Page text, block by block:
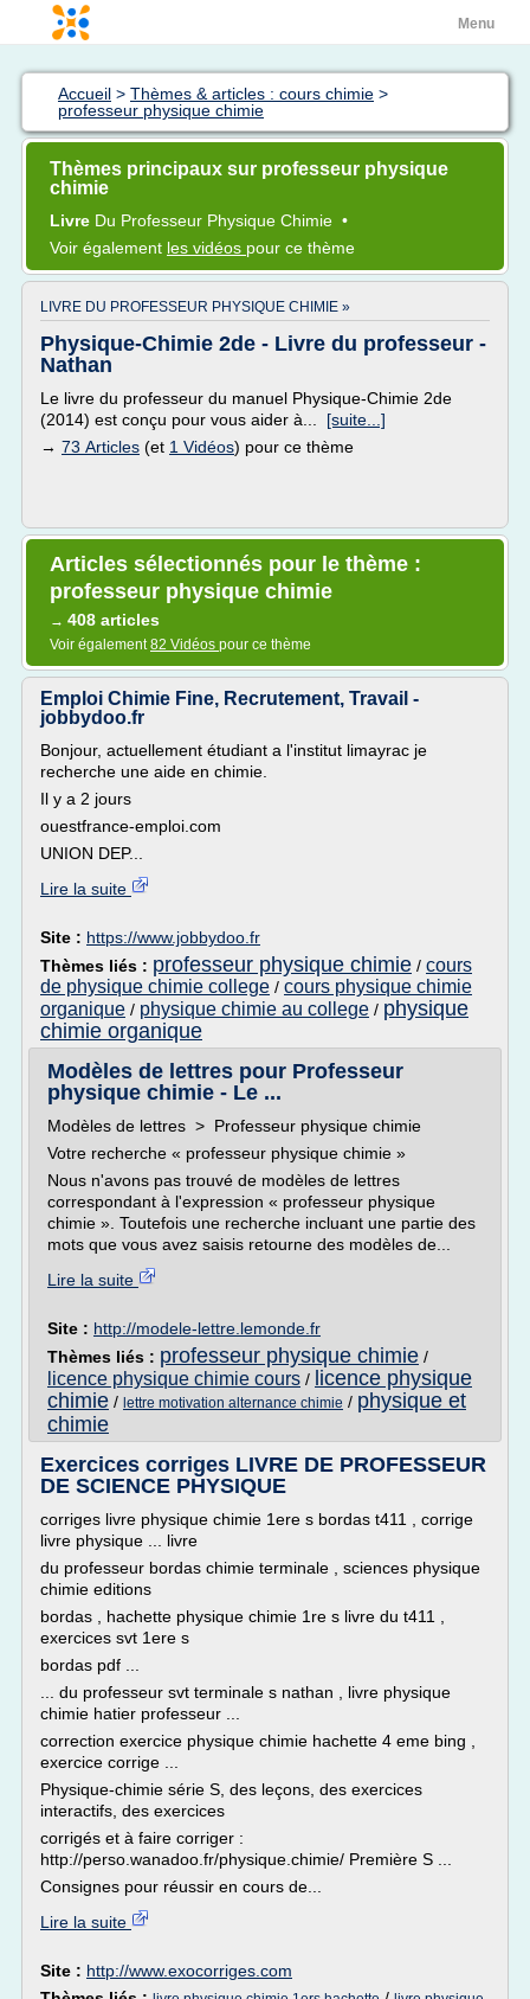
Menu
Accueil > Thèmes & articles : cours chimie >
professeur physique chimie
Thèmes principaux sur professeur physique
chimie
Livre Du Professeur Physique Chimie •
Voir également les vidéos pour ce thème
LIVRE DU PROFESSEUR PHYSIQUE CHIMIE »
Physique-Chimie 2de - Livre du professeur -
Nathan
Le livre du professeur du manuel Physique-Chimie 2de
(2014) est conçu pour vous aider à... [suite...]
→ 73 Articles (et 1 Vidéos) pour ce thème
Articles sélectionnés pour le thème :
professeur physique chimie
→ 408 articles
Voir également82 Vidéos pour ce thème
Emploi Chimie Fine, Recrutement, Travail -
jobbydoo.fr
Bonjour, actuellement étudiant a l'institut limayrac je
recherche une aide en chimie.
Il y a 2 jours
ouestfrance-emploi.com
UNION DEP...
Lire la suite
Site : https://www.jobbydoo.fr
Thèmes liés : professeur physique chimie / cours
de physique chimie college / cours physique chimie
organique / physique chimie au college / physique
chimie organique
Modèles de lettres pour Professeur
physique chimie - Le ...
Modèles de lettres > Professeur physique chimie
Votre recherche « professeur physique chimie »
Nous n'avons pas trouvé de modèles de lettres
correspondant à l'expression « professeur physique
chimie ». Toutefois une recherche incluant une partie des
mots que vous avez saisis retourne des modèles de...
Lire la suite
Site : http://modele-lettre.lemonde.fr
Thèmes liés : professeur physique chimie /
licence physique chimie cours / licence physique
chimie / lettre motivation alternance chimie / physique et
chimie
Exercices corriges LIVRE DE PROFESSEUR
DE SCIENCE PHYSIQUE
corriges livre physique chimie 1ere s bordas t411 , corrige
livre physique ... livre
du professeur bordas chimie terminale , sciences physique
chimie editions
bordas , hachette physique chimie 1re s livre du t411 ,
exercices svt 1ere s
bordas pdf ...
... du professeur svt terminale s nathan , livre physique
chimie hatier professeur ...
correction exercice physique chimie hachette 4 eme bing ,
exercice corrige ...
Physique-chimie série S, des leçons, des exercices
interactifs, des exercices
corrigés et à faire corriger :
http://perso.wanadoo.fr/physique.chimie/ Première S ...
Consignes pour réussir en cours de...
Lire la suite
Site : http://www.exocorriges.com